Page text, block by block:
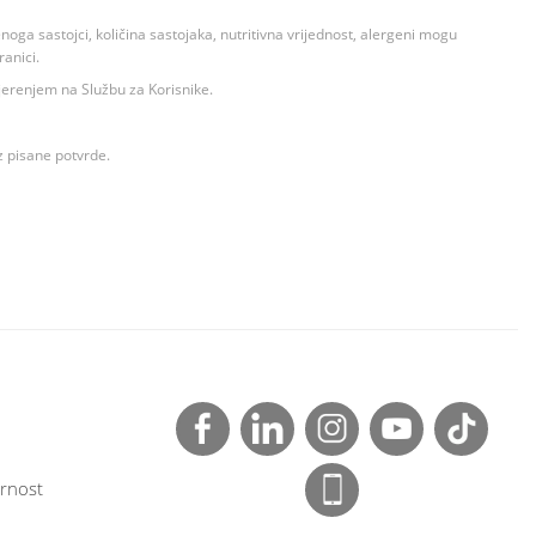
sastojci, količina sastojaka, nutritivna vrijednost, alergeni mogu
na Službu za Korisnike.
pisane potvrde.